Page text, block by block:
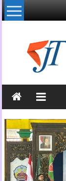
Lompat
ke
Kabar
Jawa
Timur
Media
Online
Jawa
Timur